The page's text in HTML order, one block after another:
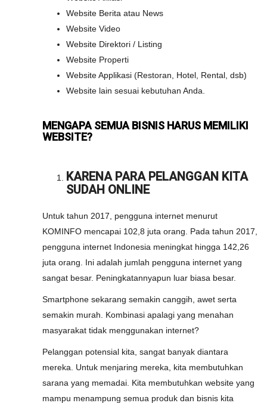
Website Berita atau News
Website Video
Website Direktori / Listing
Website Properti
Website Applikasi (Restoran, Hotel, Rental, dsb)
Website lain sesuai kebutuhan Anda.
MENGAPA SEMUA BISNIS HARUS MEMILIKI
WEBSITE?
KARENA PARA PELANGGAN KITA
SUDAH ONLINE
Untuk tahun 2017, pengguna internet menurut
KOMINFO mencapai 102,8 juta orang. Pada tahun 2017,
pengguna internet Indonesia meningkat hingga 142,26
juta orang. Ini adalah jumlah pengguna internet yang
sangat besar. Peningkatannyapun luar biasa besar.
Smartphone sekarang semakin canggih, awet serta
semakin murah. Kombinasi apalagi yang menahan
masyarakat tidak menggunakan internet?
Pelanggan potensial kita, sangat banyak diantara
mereka. Untuk menjaring mereka, kita membutuhkan
sarana yang memadai. Kita membutuhkan website yang
mampu menampung semua produk dan bisnis kita